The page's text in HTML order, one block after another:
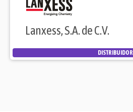
Lanxess, S.A. de C.V.
DISTRIBUIDOR